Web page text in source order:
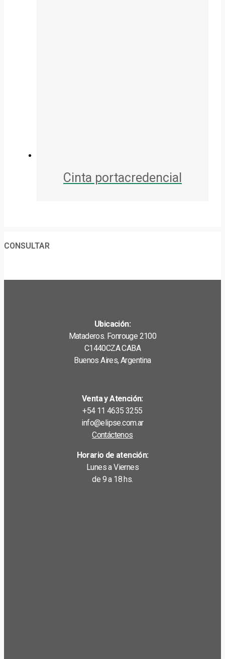
Cinta portacredencial
CONSULTAR
Ubicación:
Mataderos. Fonrouge 2100
C1440CZA CABA
Buenos Aires, Argentina
Venta y Atención:
+54 11 4635 3255
info@elipse.com.ar
Contáctenos
Horario de atención:
Lunes a Viernes
de 9 a 18 hs.